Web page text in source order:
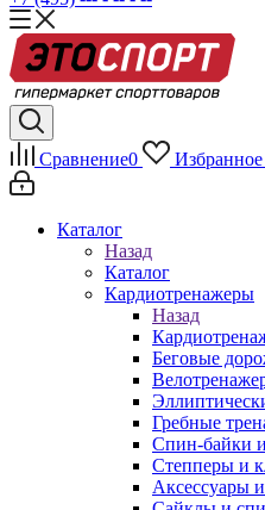
Сравнение0 Избранное
Каталог
Назад
Каталог
Кардиотренажеры
Назад
Беговые
Гребные
Спин-байки
Степперы и
Аксессуары